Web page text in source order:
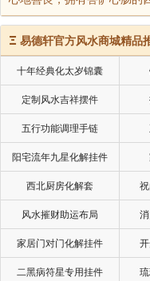
Ξ 易德轩官方风水商城精品
十年经典化太岁锦囊
定制风水吉祥摆件
五行功能调理手链
阳宅流年九星化解挂件
西北厨房化解套
风水摧财助运布局
家居门对门化解挂件
二黑病符星专用挂件